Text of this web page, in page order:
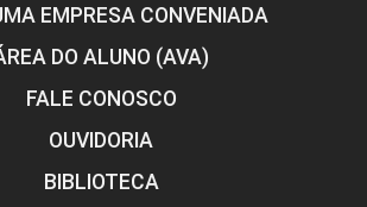
EMPRESA CONVENIADA
DO ALUNO (AVA)
FALE CONOSCO
OUVIDORIA
BIBLIOTECA